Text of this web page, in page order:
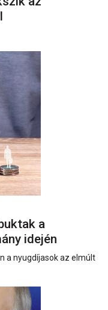
a
idején
a nyugdíjasok az elmúlt